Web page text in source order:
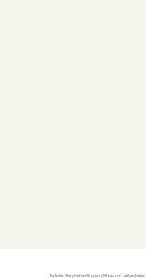
Tägliche Klangbehandlungen | Musik und Video heilen